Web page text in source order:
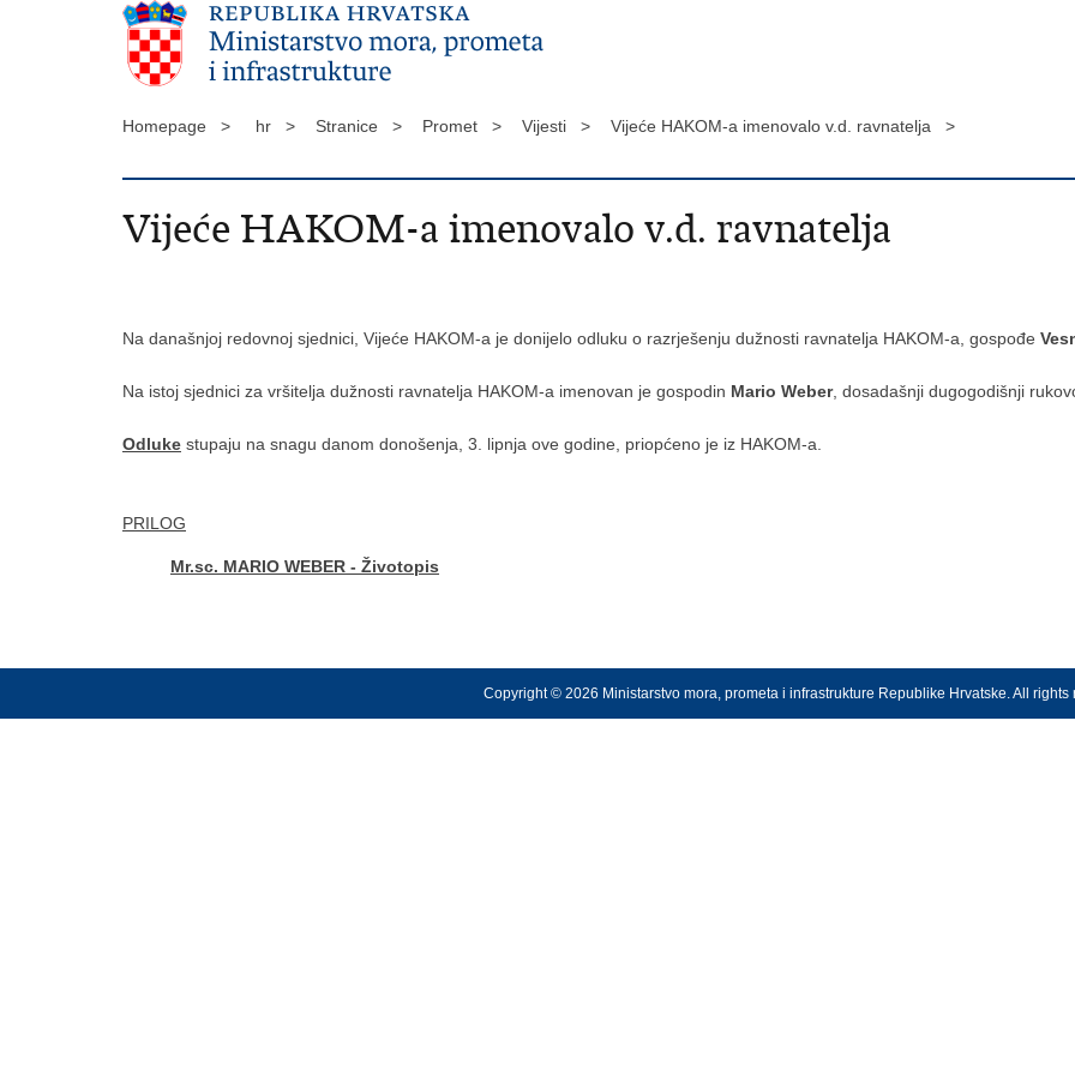
Homepage > hr > Stranice > Promet > Vijesti > Vijeće HAKOM-a imenovalo v.d. ravnatelja >
Vijeće HAKOM-a imenovalo v.d. ravnatelja
Na današnjoj redovnoj sjednici, Vijeće HAKOM-a je donijelo odluku o razrješenju dužnosti ravnatelja HAKOM-a, gospođe
Na istoj sjednici za vršitelja dužnosti ravnatelja HAKOM-a imenovan je gospodin Mario Weber, dosadašnji dugogodišnji
Odluke stupaju na snagu danom donošenja, 3. lipnja ove godine, priopćeno je iz HAKOM-a.
PRILOG
Mr.sc. MARIO WEBER - Životopis
Copyright © 2026 Ministarstvo mora, prometa i infrastrukture Republike Hrvatske. All rights